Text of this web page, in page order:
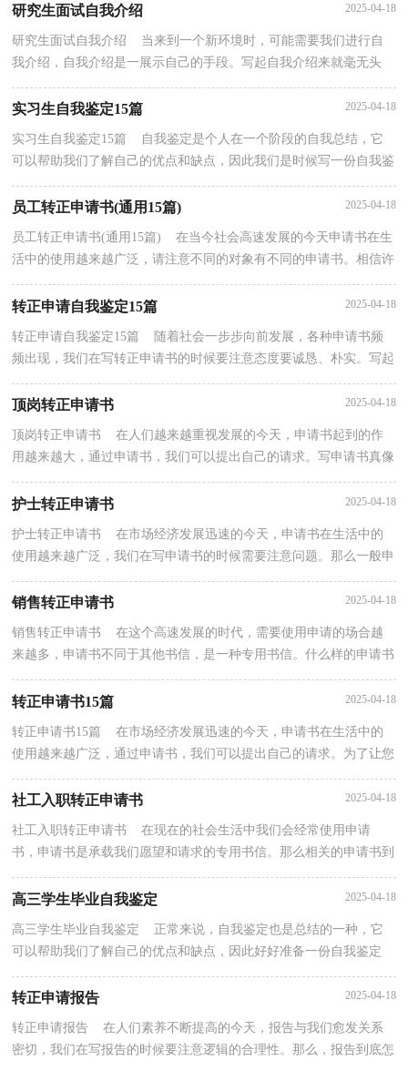
研究生面试自我介绍 2025-04-18
研究生面试自我介绍 当来到一个新环境时，可能需要我们进行自
我介绍，自我介绍是一展示自己的手段。写起自我介绍来就毫无头
实习生自我鉴定15篇 2025-04-18
实习生自我鉴定15篇 自我鉴定是个人在一个阶段的自我总结，它
可以帮助我们了解自己的优点和缺点，因此我们是时候写一份自我鉴
定了。那么你知道自我鉴定如何写吗？以下是小编帮...
员工转正申请书(通用15篇) 2025-04-18
员工转正申请书(通用15篇) 在当今社会高速发展的今天申请书在生
活中的使用越来越广泛，请注意不同的对象有不同的申请书。相信许
多人会觉得申请书很难写吧，以下是小编为大家...
转正申请自我鉴定15篇 2025-04-18
转正申请自我鉴定15篇 随着社会一步步向前发展，各种申请书频
频出现，我们在写转正申请书的时候要注意态度要诚恳、朴实。写起
顶岗转正申请书 2025-04-18
顶岗转正申请书 在人们越来越重视发展的今天，申请书起到的作
用越来越大，通过申请书，我们可以提出自己的请求。写申请书真像
想象中那么难吗？下面是小编为大家整理的顶岗转正申...
护士转正申请书 2025-04-18
护士转正申请书 在市场经济发展迅速的今天，申请书在生活中的
使用越来越广泛，我们在写申请书的时候需要注意问题。那么一般申
销售转正申请书 2025-04-18
销售转正申请书 在这个高速发展的时代，需要使用申请的场合越
来越多，申请书不同于其他书信，是一种专用书信。什么样的申请书
才是合理的呢？以下是小编收集整理的销售转正申请书...
转正申请书15篇 2025-04-18
转正申请书15篇 在市场经济发展迅速的今天，申请书在生活中的
使用越来越广泛，通过申请书，我们可以提出自己的请求。为了让您
社工入职转正申请书 2025-04-18
社工入职转正申请书 在现在的社会生活中我们会经常使用申请
书，申请书是承载我们愿望和请求的专用书信。那么相关的申请书到
底怎么写呢？下面是小编整理的社工入职转正申请书...
高三学生毕业自我鉴定 2025-04-18
高三学生毕业自我鉴定 正常来说，自我鉴定也是总结的一种，它
可以帮助我们了解自己的优点和缺点，因此好好准备一份自我鉴定
转正申请报告 2025-04-18
转正申请报告 在人们素养不断提高的今天，报告与我们愈发关系
密切，我们在写报告的时候要注意逻辑的合理性。那么，报告到底怎